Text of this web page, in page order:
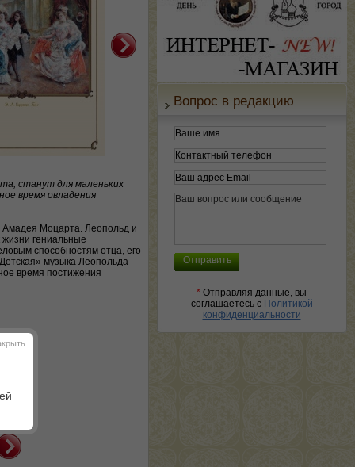
станут для маленьких
время овладения
Амадея Моцарта. Леопольд и
гениальные
способностям отца, его
музыка Леопольда
время постижения
Вопрос в редакцию
* Отправляя данные, вы
соглашаетесь с Политикой
конфиденциальности